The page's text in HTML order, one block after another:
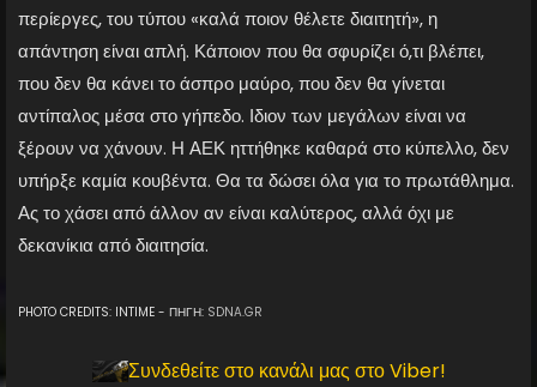
περίεργες, του τύπου «καλά ποιον θέλετε διαιτητή», η
απάντηση είναι απλή. Κάποιον που θα σφυρίζει ό,τι βλέπει,
που δεν θα κάνει το άσπρο μαύρο, που δεν θα γίνεται
αντίπαλος μέσα στο γήπεδο. Ιδιον των μεγάλων είναι να
ξέρουν να χάνουν. Η ΑΕΚ ηττήθηκε καθαρά στο κύπελλο, δεν
υπήρξε καμία κουβέντα. Θα τα δώσει όλα για το πρωτάθλημα.
Ας το χάσει από άλλον αν είναι καλύτερος, αλλά όχι με
δεκανίκια από διαιτησία.
PHOTO CREDITS: INTIME - ΠΗΓΗ: SDNA.GR
Συνδεθείτε στο κανάλι μας στο Viber!